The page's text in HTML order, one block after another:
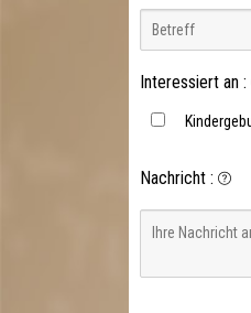
Interessiert an :
Nachricht :